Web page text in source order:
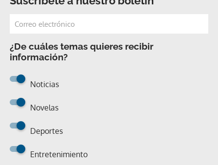
¿De cuáles temas quieres recibir
información?
Noticias
Novelas
Deportes
Entretenimiento